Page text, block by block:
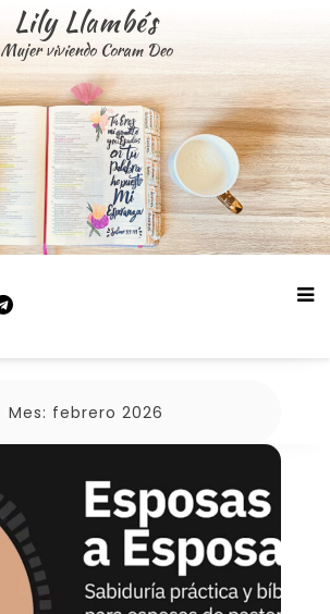
Lily Llambés
Mujer viviendo Coram Deo
Mes: febrero 2026